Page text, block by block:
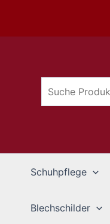
springen Suchen
Schuhpflege
Blechschilder